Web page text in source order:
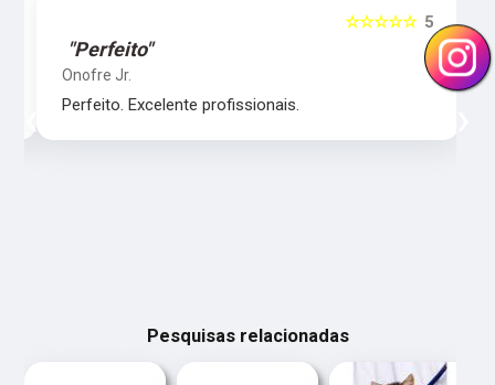
5
☆☆☆☆☆
"Perfeito"
Onofre Jr.
Perfeito. Excelente profissionais.
‹
Pesquisas relacionadas